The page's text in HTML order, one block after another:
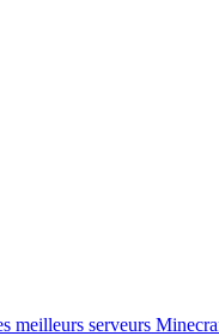
meilleurs serveurs